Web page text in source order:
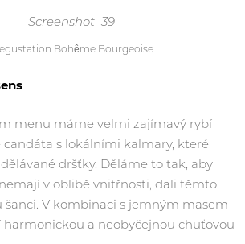
Bohême Bourgeoise
menu máme velmi zajímavý rybí
candáta s lokálními kalmary, které
dršťky. Děláme to tak, aby
v oblibě vnitřnosti, dali těmto
V kombinaci s jemným masem
a neobyčejnou chuťovou